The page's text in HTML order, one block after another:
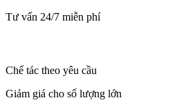
Tư vấn 24/7 miễn phí
Chế tác theo yêu cầu
Giảm giá cho số lượng lớn